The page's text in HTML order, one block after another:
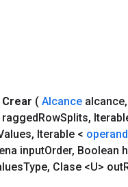
Crear ( Alcance alcance,
raggedRowSplits,
, Iterable <
inputOrder, Boolean
Type, Clase <U> out